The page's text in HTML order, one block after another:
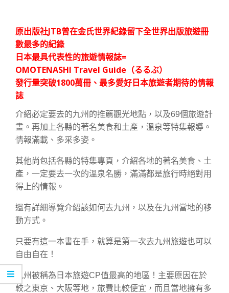
原出版社JTB曾在金氏世界紀錄留下全世界出版旅遊冊
數最多的紀錄
日本最具代表性的旅遊情報誌=
OMOTENASHI Travel Guide（るるぶ）
發行量突破1800萬冊、最多愛好日本旅遊者期待的情報
誌
介紹必定要去的九州的推薦觀光地點，以及69個旅遊計
畫。再加上各縣的著名美食和土產，溫泉等特集報導。
情報滿載、多采多姿。
其他尚包括各縣的特集專頁，介紹各地的著名美食、土
產，一定要去一次的溫泉名勝，滿滿都是旅行時絕對用
得上的情報。
還有詳細導覽介紹該如何去九州，以及在九州當地的移
動方式。
只要有這一本書在手，就算是第一次去九州旅遊也可以
自由自在！
九州被稱為日本旅遊CP值最高的地區！主要原因在於
較之東京、大阪等地，旅費比較便宜，而且當地擁有多